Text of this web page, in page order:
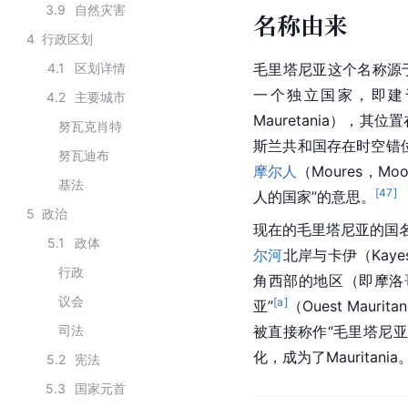
3.9
自然灾害
4 行政区划
4.1
区划详情
4.2
主要城市
努瓦克肖特
努瓦迪布
基法
5 政治
5.1
政体
行政
议会
司法
5.2
宪法
5.3
国家元首
名称由来
毛里塔尼亚这个名称源
一个独立国家，即
Mauretania），其位置
斯兰共和国存在时空错
摩尔人
（Moures，
人的国家”的意思。
[47]
现在的毛里塔尼亚的国
尔河北岸与卡伊（
角西部的地区（即 摩
亚”[a]
（Ouest
被直接称作“毛里塔尼
化，成为了Mauritania